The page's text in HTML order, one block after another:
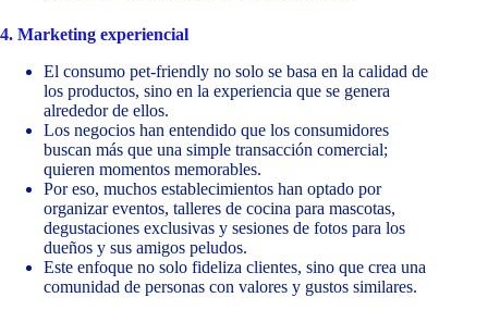
4. Marketing experiencial
El consumo pet-friendly no solo se basa en la calidad de
los productos, sino en la experiencia que se genera
alrededor de ellos.
Los negocios han entendido que los consumidores
buscan más que una simple transacción comercial;
quieren momentos memorables.
Por eso, muchos establecimientos han optado por
organizar eventos, talleres de cocina para mascotas,
degustaciones exclusivas y sesiones de fotos para los
dueños y sus amigos peludos.
Este enfoque no solo fideliza clientes, sino que crea una
comunidad de personas con valores y gustos similares.